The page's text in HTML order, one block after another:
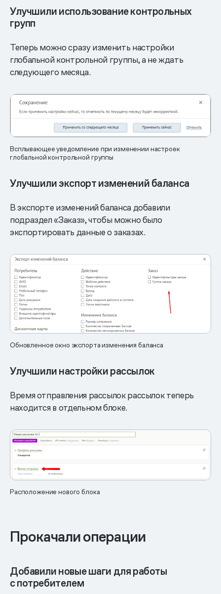
Улучшили использование контрольных
групп
Теперь можно сразу изменить настройки
глобальной контрольной группы, а не ждать
следующего месяца.
Всплывающее уведомление при изменении настроек
глобальной контрольной группы
Улучшили экспорт изменений баланса
В экспорте изменений баланса добавили
подраздел «Заказ», чтобы можно было
экспортировать данные о заказах.
Обновленное окно экспорта изменения баланса
Улучшили настройки рассылок
Время отправления рассылок рассылок теперь
находится в отдельном блоке.
Расположение нового блока
Прокачали операции
Добавили новые шаги для работы
с потребителем